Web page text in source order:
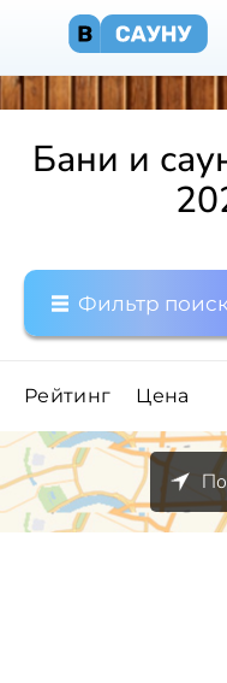
Бани и
Фильтр
Рейтинг Цена